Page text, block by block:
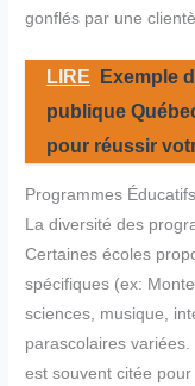
gonflés par une
LIRE
Exemple
publique
pour réussir
Programmes
La diversité des
Certaines écoles
spécifiques (ex:
sciences, musique,
parascolaires variées.
est souvent citée